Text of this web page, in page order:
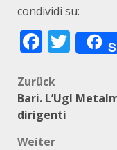
condividi su:
Zurück
Bari. L’Ugl
dirigenti
Weiter